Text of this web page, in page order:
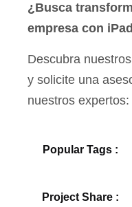
¿Busca
empresa con
Descubra
y solicite una
nuestros expertos:
Popular Tags :
Project Share :